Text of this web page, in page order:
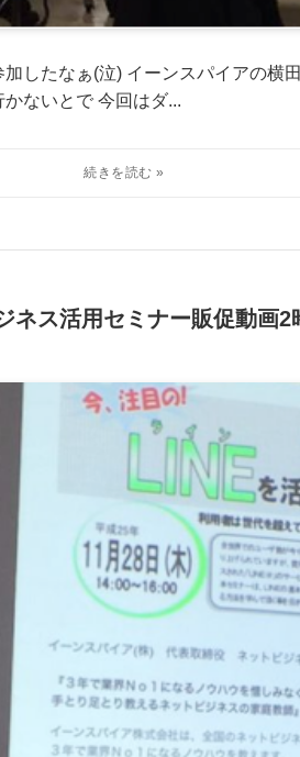
したなぁ(泣) イーンスパイアの横
ないとで 今回はダ...
ネス活用セミナー販促動画